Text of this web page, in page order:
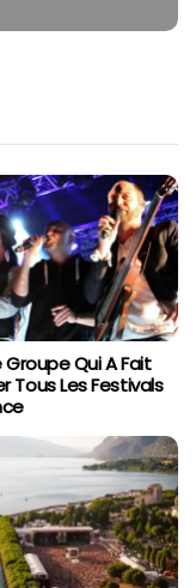
Groupe Qui A Fait
Tous Les Festivals